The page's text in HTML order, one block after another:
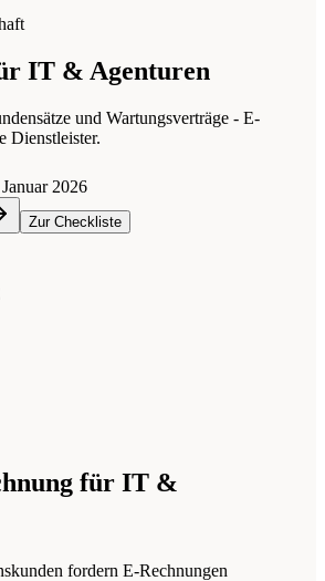
IT & Agenturen
und Wartungsverträge - E-
Dienstleister.
2026
Zur Checkliste
für IT &
fordern E-Rechnungen